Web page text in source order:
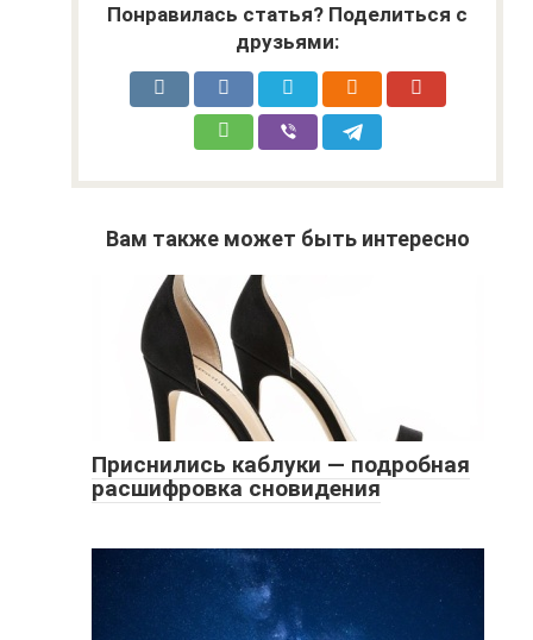
Понравилась статья? Поделиться с
друзьями:
Вам также может быть интересно
Приснились каблуки — подробная
расшифровка сновидения